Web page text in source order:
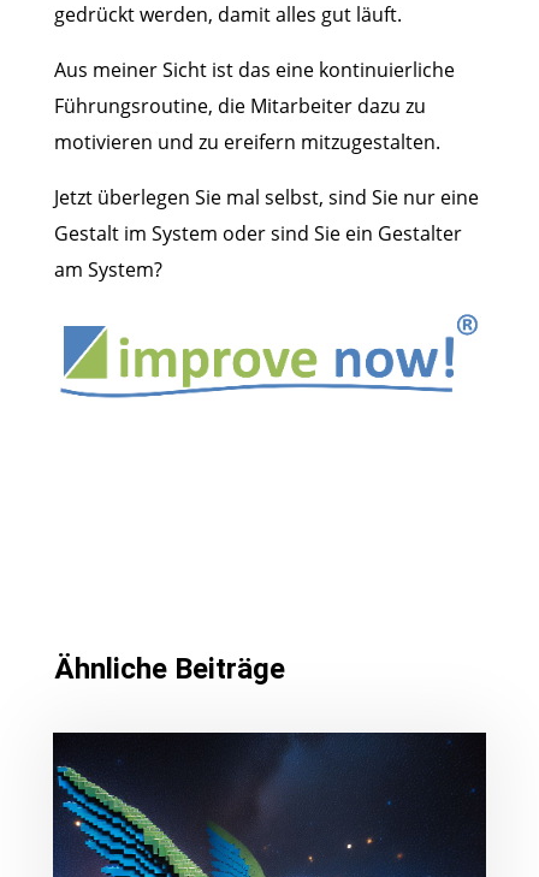
gedrückt werden, damit alles gut läuft.
Aus meiner Sicht ist das eine kontinuierliche
Führungsroutine, die Mitarbeiter dazu zu
motivieren und zu ereifern mitzugestalten.
Jetzt überlegen Sie mal selbst, sind Sie nur eine
Gestalt im System oder sind Sie ein Gestalter
am System?
Ähnliche Beiträge